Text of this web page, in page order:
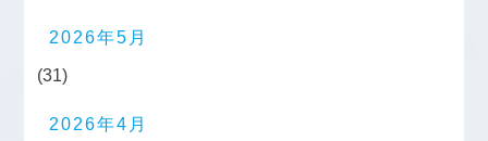
2026年5月
(31)
2026年4月